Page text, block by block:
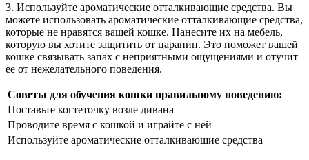
3. Используйте ароматические отталкивающие средства. Вы
можете использовать ароматические отталкивающие средства,
которые не нравятся вашей кошке. Нанесите их на мебель,
которую вы хотите защитить от царапин. Это поможет вашей
кошке связывать запах с неприятными ощущениями и отучит
ее от нежелательного поведения.
Советы для обучения кошки правильному поведению:
Поставьте когтеточку возле дивана
Проводите время с кошкой и играйте с ней
Используйте ароматические отталкивающие средства